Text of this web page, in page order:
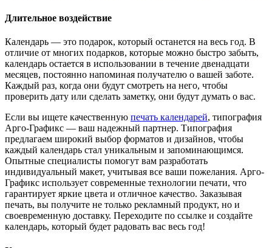
Длительное воздействие
Календарь — это подарок, который останется на весь год. В
отличие от многих подарков, которые можно быстро забыть,
календарь остается в использовании в течение двенадцати
месяцев, постоянно напоминая получателю о вашей заботе.
Каждый раз, когда они будут смотреть на него, чтобы
проверить дату или сделать заметку, они будут думать о вас.
Если вы ищете качественную печать календарей, типография
Арго-Графикс — ваш надежный партнер. Типография
предлагаем широкий выбор форматов и дизайнов, чтобы
каждый календарь стал уникальным и запоминающимся.
Опытные специалисты помогут вам разработать
индивидуальный макет, учитывая все ваши пожелания. Арго-
Графикс использует современные технологии печати, что
гарантирует яркие цвета и отличное качество. Заказывая
печать, вы получите не только рекламный продукт, но и
своевременную доставку. Переходите по ссылке и создайте
календарь, который будет радовать вас весь год!